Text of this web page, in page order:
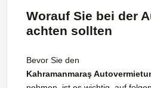
Worauf Sie bei der
achten sollten
Bevor Sie den
Kahramanmaraş